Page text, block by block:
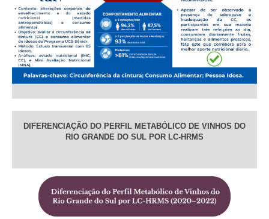
DIFERENCIAÇÃO DO PERFIL METABÓLICO DE VINHOS DO
RIO GRANDE DO SUL POR LC-HRMS